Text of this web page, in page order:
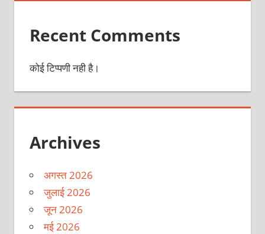
Recent Comments
कोई टिप्पणी नही है।
Archives
अगस्त 2026
जुलाई 2026
जून 2026
मई 2026